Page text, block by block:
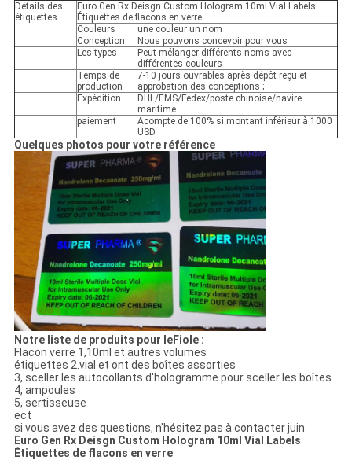
Détails des
étiquettes
Euro Gen Rx Deisgn Custom Hologram 10ml Vial Labels
Étiquettes de flacons en verre
Couleurs
une couleur un nom
Conception
Nous pouvons concevoir pour vous
Les types
Peut mélanger différents noms avec
différentes couleurs
Temps de
production
7-10 jours ouvrables après dépôt reçu et
approbation des conceptions ;
Expédition
DHL/EMS/Fedex/poste chinoise/navire
maritime
paiement
Acompte de 100% si montant inférieur à 1000
USD
Quelques photos pour votre référence
Notre liste de produits pour leFiole :
Flacon verre 1,10ml et autres volumes
étiquettes 2.vial et ont des boîtes assorties
3, sceller les autocollants d'hologramme pour sceller les boîtes
4, ampoules
5, sertisseuse
ect
si vous avez des questions, n'hésitez pas à contacter juin
Euro Gen Rx Deisgn Custom Hologram 10ml Vial Labels
Étiquettes de flacons en verre